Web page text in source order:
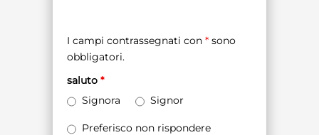
I campi contrassegnati con *sono
obbligatori.
saluto *
Signora
Signor
Preferisco non rispondere